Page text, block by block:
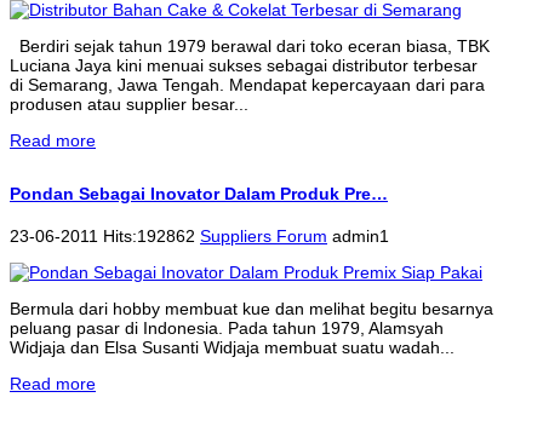
Berdiri sejak tahun 1979 berawal dari toko eceran biasa, TBK
Luciana Jaya kini menuai sukses sebagai distributor terbesar
di Semarang, Jawa Tengah. Mendapat kepercayaan dari para
produsen atau supplier besar...
Read more
Pondan Sebagai Inovator Dalam Produk Pre…
23-06-2011 Hits:192862 Suppliers Forum admin1
Bermula dari hobby membuat kue dan melihat begitu besarnya
peluang pasar di Indonesia. Pada tahun 1979, Alamsyah
Widjaja dan Elsa Susanti Widjaja membuat suatu wadah...
Read more